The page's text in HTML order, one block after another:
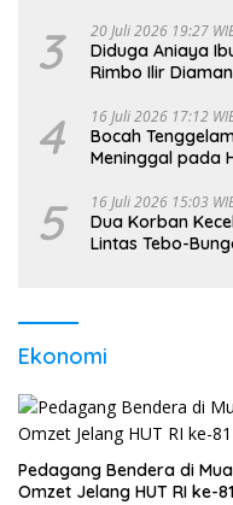
3 20 Juli 2026 19:27
Diduga Aniaya
Rimbo Ilir
4 16 Juli 2026 17:12
Bocah
Meninggal pada
5 16 Juli 2026 15:03
Dua Korban
Lintas Tebo-
Ekonomi
Pedagang Bendera di
Omzet Jelang HUT RI ke-81